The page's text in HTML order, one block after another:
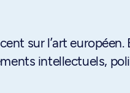
sur l’art
intellectuels,